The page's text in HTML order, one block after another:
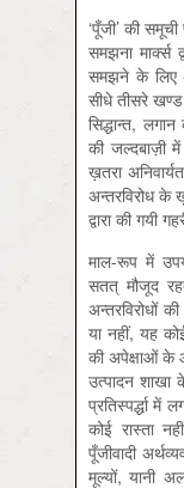
‘पूँजी’ की
समझना मार्क्स
समझने के लिए
सीधे तीसरे
सिद्धान्त,
की जल्दबाज़ी
ख़तरा
अन्तरविरोध के
द्वारा की गयी
माल-रूप में
सतत् मौजूद
अन्तरविरोधों
या नहीं, यह
की अपेक्षाओं के
उत्पादन
प्रतिस्पर्द्धा
कोई रास्ता
पूँजीवादी
मूल्यों, यानी